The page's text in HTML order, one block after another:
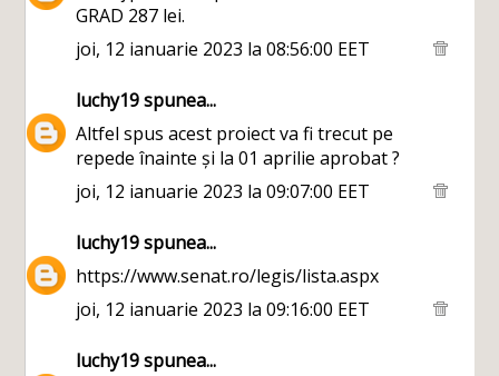
GRAD 287 lei.
joi, 12 ianuarie 2023 la 08:56:00 EET
luchy19spunea...
Altfel spus acest proiect va fi trecut pe
repede înainte și la 01 aprilie aprobat ?
joi, 12 ianuarie 2023 la 09:07:00 EET
luchy19spunea...
https://www.senat.ro/legis/lista.aspx
joi, 12 ianuarie 2023 la 09:16:00 EET
luchy19spunea...